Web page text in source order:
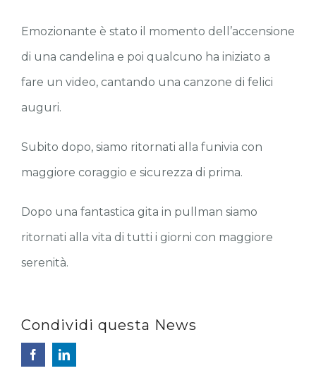
Emozionante è stato il momento dell’accensione
di una candelina e poi qualcuno ha iniziato a
fare un video, cantando una canzone di felici
auguri.
Subito dopo, siamo ritornati alla funivia con
maggiore coraggio e sicurezza di prima.
Dopo una fantastica gita in pullman siamo
ritornati alla vita di tutti i giorni con maggiore
serenità.
Condividi questa News
FacebookLinkedIn